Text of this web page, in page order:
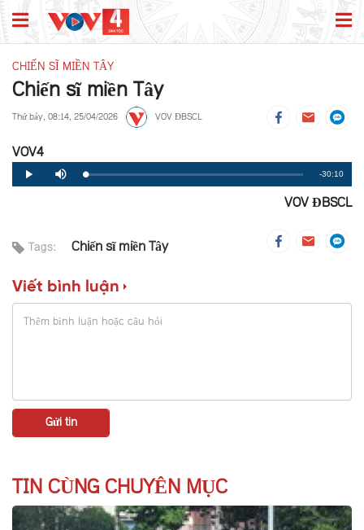
CHIẾN SĨ MIỀN TÂY
Chiến sĩ miền Tây
Thứ bảy, 08:14, 25/04/2026 VOV ĐBSCL
VOV4
Play Mute Loaded:
0%
Progress:
0%
Remaining
Time
-30:10
VOV ĐBSCL
Tags: Chiến sĩ miền Tây
Viết bình luận
TIN CÙNG CHUYÊN MỤC